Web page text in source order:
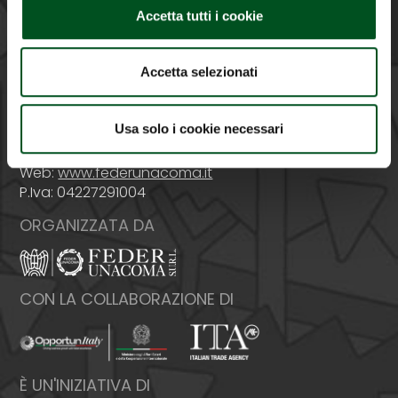
Accetta tutti i cookie
Accetta selezionati
Usa solo i cookie necessari
Italia - 00159 Roma - Via Venafro, 5
Tel: +39 06432981 - Fax: +39 064076370
E-mail:info@federunacoma.it
Web:www.federunacoma.it
P.Iva: 04227291004
ORGANIZZATA DA
CON LA COLLABORAZIONE DI
È UN'INIZIATIVA DI